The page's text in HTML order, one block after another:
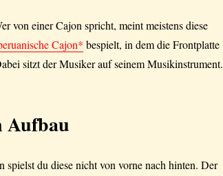
von einer Cajon spricht, meint meistens diese
Cajon* bespielt, in dem die Frontplatte
sitzt der Musiker auf seinem Musikinstrument.
Aufbau
spielst du diese nicht von vorne nach hinten. Der